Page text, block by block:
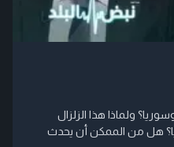
ولماذا هذا الزلزال
هل من الممكن أن يحدث